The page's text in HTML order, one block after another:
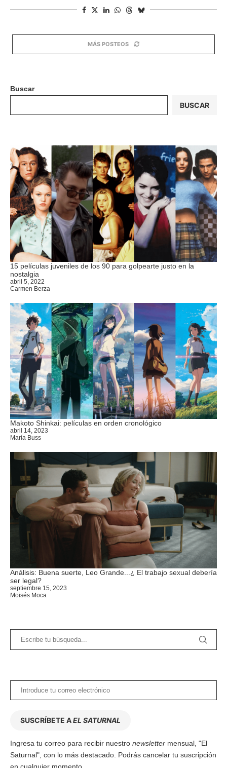
MÁS POSTEOS
Buscar
BUSCAR
15 películas juveniles de los 90 para golpearte justo en la
nostalgia
abril 5, 2022
Carmen Berza
Makoto Shinkai: películas en orden cronológico
abril 14, 2023
María Buss
Análisis: Buena suerte, Leo Grande...¿ El trabajo sexual debería
ser legal?
septiembre 15, 2023
Moisés Moca
SUSCRÍBETE AEL SATURNAL
Ingresa tu correo para recibir nuestro newsletter mensual, "El
Saturnal", con lo más destacado. Podrás cancelar tu suscripción
en cualquier momento.